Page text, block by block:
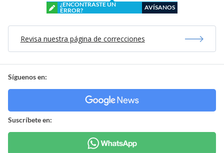
¿ENCONTRASTE UN
ERROR?
AVÍSANOS
Revisa nuestra página de correcciones
Síguenos en:
Suscríbete en: